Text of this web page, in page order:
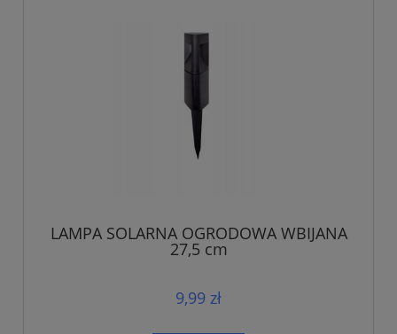
LAMPA SOLARNA OGRODOWA WBIJANA
27,5 cm
9,99 zł